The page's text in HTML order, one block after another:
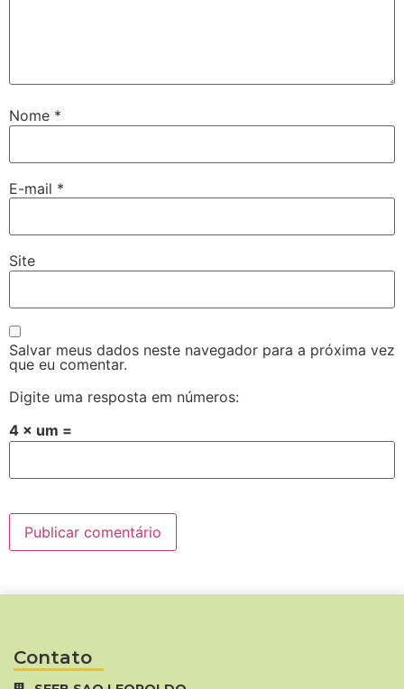
Nome *
E-mail *
Site
Salvar meus dados neste navegador para a próxima vez
que eu comentar.
Digite uma resposta em números:
4 × um =
Contato